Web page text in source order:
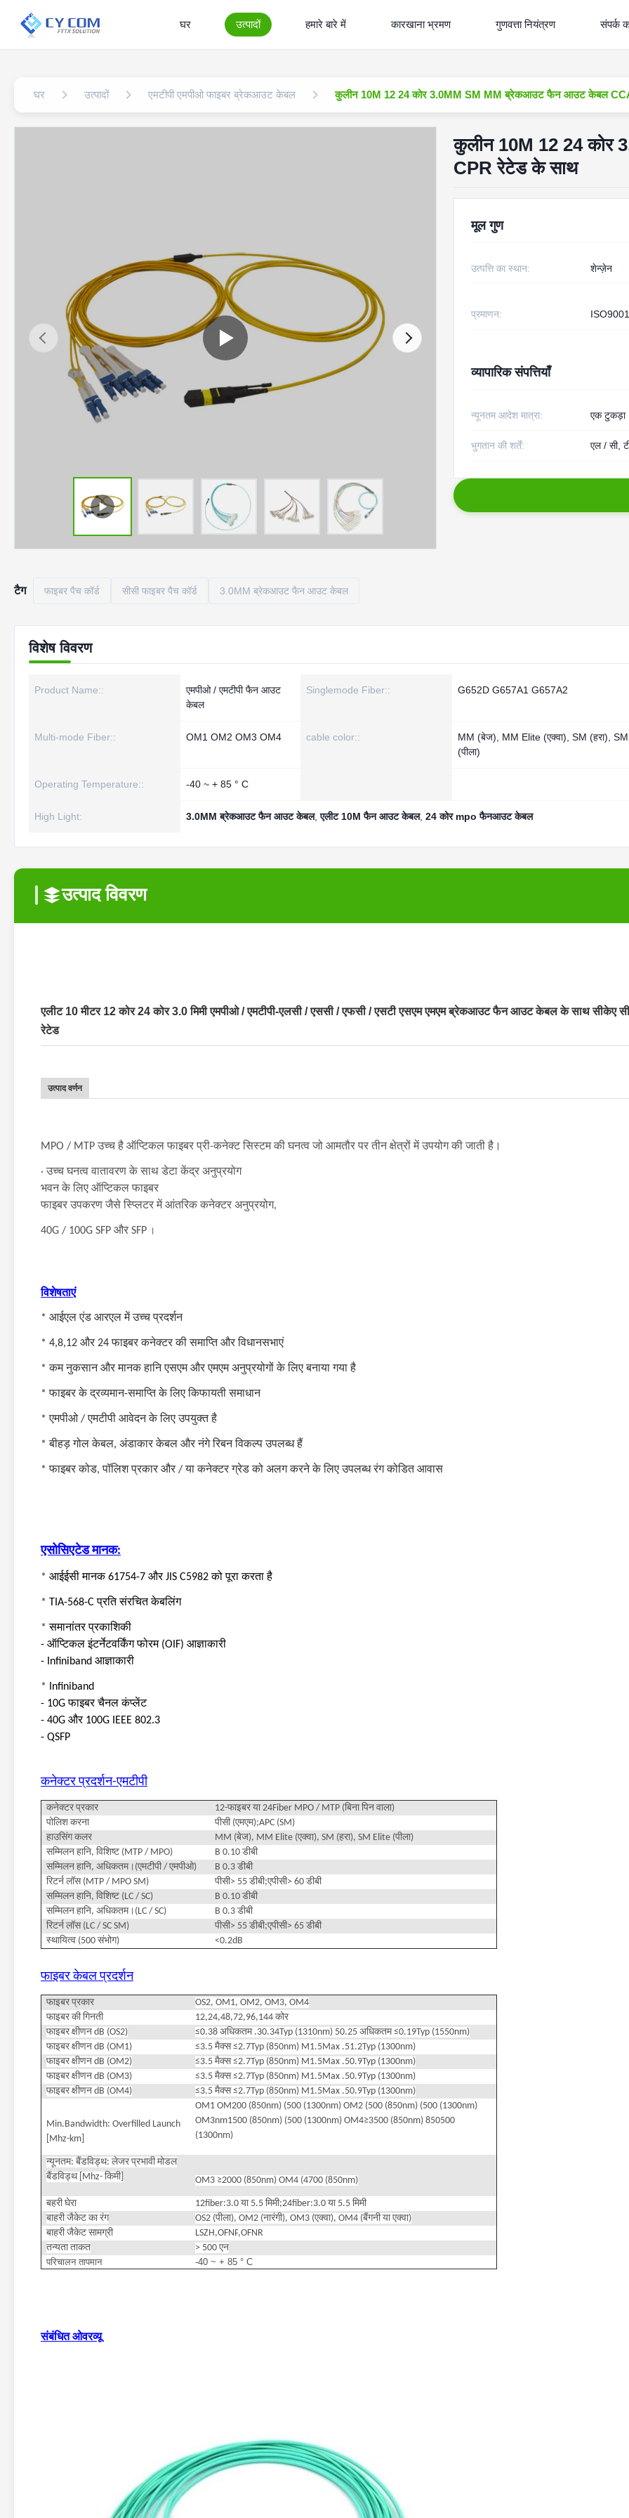
घर उत्पादों हमारे बारे में कारखाना भ्रमण गुणवत्ता नियंत्रण संपर्क
घर उत्पादों एमटीपी एमपीओ फाइबर ब्रेकआउट केबल कुलीन 10M 12 24 कोर 3.0MM SM MM ब्रेकआउट फैन आउट केबल
कुलीन 10M 12 24
CPR रेटेड के साथ
मूल गुण
उत्पत्ति का स्थान: शेन्ज़ेन
प्रमाणन:
व्यापारिक संपत्तियाँ
न्यूनतम आदेश मात्रा: एक टुकड़ा
भुगतान की शर्तें: एल / सी,
टैग फाइबर पैच कॉर्ड सीसी फाइबर पैच कॉर्ड 3.0MM ब्रेकआउट फैन आउट केबल
विशेष विवरण
Product Name::
एमपीओ / एमटीपी फैन आउट
केबल
Singlemode Fiber:: G652D G657A1 G657A2
Multi-mode Fiber:: OM1 OM2 OM3 OM4 cable color::
MM (बेज), MM Elite (एक्वा), SM (हरा),
(पीला)
Operating Temperature:: -40 ~ + 85 ° C
High Light: 3.0MM ब्रेकआउट फैन आउट केबल,एलीट 10M फैन आउट केबल, 24 कोर mpo फैनआउट केबल
उत्पाद विवरण
एलीट 10 मीटर 12 कोर 24 कोर 3.0 मिमी एमपीओ / एमटीपी-एलसी / एससी / एफसी / एसटी एसएम एमएम ब्रेकआउट फैन आउट केबल के साथ सीकेए
रेटेड
उत्पाद वर्णन
MPO / MTP उच्च है ऑप्टिकल फाइबर प्री-कनेक्ट सिस्टम की घनत्व जो आमतौर पर तीन क्षेत्रों में उपयोग की जाती है।
· उच्च घनत्व वातावरण के साथ डेटा केंद्र अनुप्रयोग
भवन के लिए ऑप्टिकल फाइबर
फाइबर उपकरण जैसे स्प्लिटर में आंतरिक कनेक्टर अनुप्रयोग,
40G / 100G SFP और SFP ।
विशेषताएं
* आईएल एंड आरएल में उच्च प्रदर्शन
* 4,8,12 और 24 फाइबर कनेक्टर की समाप्ति और विधानसभाएं
* कम नुकसान और मानक हानि एसएम और एमएम अनुप्रयोगों के लिए बनाया गया है
* फाइबर के द्रव्यमान-समाप्ति के लिए किफायती समाधान
* एमपीओ / एमटीपी आवेदन के लिए उपयुक्त है
* बीहड़ गोल केबल, अंडाकार केबल और नंगे रिबन विकल्प उपलब्ध हैं
* फाइबर कोड, पॉलिश प्रकार और / या कनेक्टर ग्रेड को अलग करने के लिए उपलब्ध रंग कोडित आवास
एसोसिएटेड मानक:
* आईईसी मानक 61754-7 और JIS C5982 को पूरा करता है
* TIA-568-C प्रति संरचित केबलिंग
* समानांतर प्रकाशिकी
- ऑप्टिकल इंटर्नेटवर्किंग फोरम (OIF) आज्ञाकारी
- Infiniband आज्ञाकारी
*
Infiniband
- 10G फाइबर चैनल कंप्लेंट
- 40G और 100G IEEE 802.3
- QSFP
कनेक्टर प्रदर्शन-एमटीपी
कनेक्टर प्रकार
12-फाइबर या 24Fiber MPO / MTP (बिना पिन वाला)
पोलिश करना
पीसी (एमएम);APC (SM)
हाउसिंग कलर
MM (बेज), MM Elite (एक्वा), SM (हरा), SM Elite (पीला)
सम्मिलन हानि, विशिष्ट (MTP / MPO)
B 0.10 डीबी
सम्मिलन हानि, अधिकतम।(एमटीपी / एमपीओ)
B 0.3 डीबी
रिटर्न लॉस (MTP / MPO SM)
पीसी> 55 डीबी;एपीसी> 60 डीबी
सम्मिलन हानि, विशिष्ट (LC / SC)
B 0.10 डीबी
सम्मिलन हानि, अधिकतम।(LC / SC)
B 0.3 डीबी
रिटर्न लॉस (LC / SC SM)
पीसी> 55 डीबी;एपीसी> 65 डीबी
स्थायित्व (500 संभोग)
<0.2dB
फाइबर केबल प्रदर्शन
फाइबर प्रकार
OS2, OM1, OM2, OM3, OM4
फाइबर की गिनती
12,24,48,72,96,144 कोर
फाइबर क्षीणन dB (OS2)
≤0.38 अधिकतम .30.34Typ (1310nm) 50.25 अधिकतम ≤0.19Typ (1550nm)
फाइबर क्षीणन dB (OM1)
≤3.5 मैक्स ≤2.7Typ (850nm) M1.5Max .51.2Typ (1300nm)
फाइबर क्षीणन dB (OM2)
≤3.5 मैक्स ≤2.7Typ (850nm) M1.5Max .50.9Typ (1300nm)
फाइबर क्षीणन dB (OM3)
≤3.5 मैक्स ≤2.7Typ (850nm) M1.5Max .50.9Typ (1300nm)
फाइबर क्षीणन dB (OM4)
≤3.5 मैक्स ≤2.7Typ (850nm) M1.5Max .50.9Typ (1300nm)
Min.Bandwidth: Overfilled Launch
[Mhz-km]
OM1 OM200 (850nm) (500 (1300nm) OM2 (500 (850nm) (500 (1300nm)
OM3nm1500 (850nm) (500 (1300nm) OM4≥3500 (850nm) 850500
(1300nm)
न्यूनतम: बैंडविड्थ: लेजर प्रभावी मोडल
बैंडविड्थ [Mhz- किमी]
OM3 ≥2000 (850nm) OM4 (4700 (850nm)
बहरी घेरा 12fiber:3.0 या 5.5 मिमी;24fiber:3.0 या 5.5 मिमी
बाहरी जैकेट का रंग
OS2 (पीला), OM2 (नारंगी), OM3 (एक्वा), OM4 (बैंगनी या एक्वा)
बाहरी जैकेट सामग्री
LSZH,OFNP,OFNR
तन्यता ताकत
> 500 एन
परिचालन तापमान
-40 ~ + 85 ° C
संबंधित ओवरव्यू